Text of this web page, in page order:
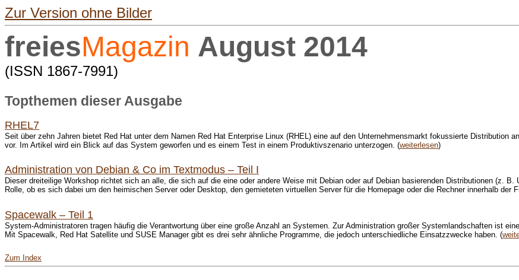
Zur Version ohne Bilder
freiesMagazin August 2014
(ISSN 1867-7991)
Topthemen dieser Ausgabe
RHEL7
Seit über zehn Jahren bietet Red Hat unter dem Namen Red Hat Enterprise Linux (RHEL) eine auf den Unternehmensmarkt fokussierte Distribution
vor. Im Artikel wird ein Blick auf das System geworfen und es einem Test in einem Produktivszenario unterzogen. (weiterlesen)
Administration von Debian & Co im Textmodus – Teil I
Dieser dreiteilige Workshop richtet sich an alle, die sich auf die eine oder andere Weise mit Debian oder auf Debian basierenden Distributionen (z.
Rolle, ob es sich dabei um den heimischen Server oder Desktop, den gemieteten virtuellen Server für die Homepage oder die Rechner innerhalb der
Spacewalk – Teil 1
System-Administratoren tragen häufig die Verantwortung über eine große Anzahl an Systemen. Zur Administration großer Systemlandschaften ist
Mit Spacewalk, Red Hat Satellite und SUSE Manager gibt es drei sehr ähnliche Programme, die jedoch unterschiedliche Einsatzzwecke haben. (
Zum Index